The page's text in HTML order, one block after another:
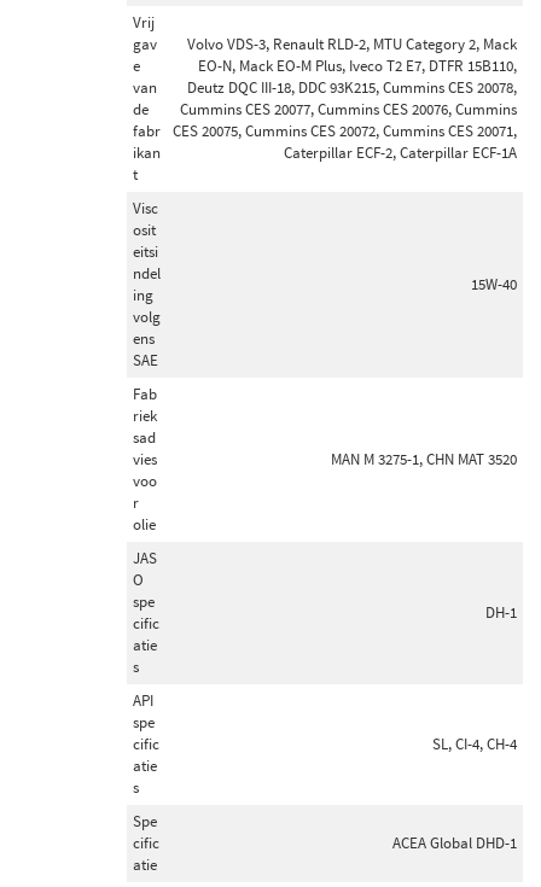
Vrij
gav
e
van
de
fabr
ikan
t
Volvo VDS-3, Renault RLD-2, MTU Category 2, Mack
EO-N, Mack EO-M Plus, Iveco T2 E7, DTFR 15B110,
Deutz DQC III-18, DDC 93K215, Cummins CES 20078,
Cummins CES 20077, Cummins CES 20076, Cummins
CES 20075, Cummins CES 20072, Cummins CES 20071,
Caterpillar ECF-2, Caterpillar ECF-1A
Visc
osit
eitsi
ndel
ing
volg
ens
SAE
15W-40
Fab
riek
sad
vies
voo
r
olie
MAN M 3275-1, CHN MAT 3520
JAS
O
spe
cific
atie
s
DH-1
API
spe
cific
atie
s
SL, CI-4, CH-4
Spe
cific
atie
ACEA Global DHD-1